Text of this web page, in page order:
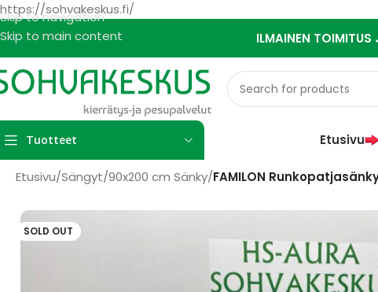
https://sohvakeskus.fi/
Skip to navigation
Skip to main content
ILMAINEN TOIMITUS
Tuotteet Etusivu
Etusivu/Sängyt/90x200 cm Sänky/FAMILON
SOLD OUT